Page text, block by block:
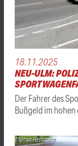
18.11.2025
NEU-ULM:
Der Fahrer des
Bußgeld im
Thomas Heckmann